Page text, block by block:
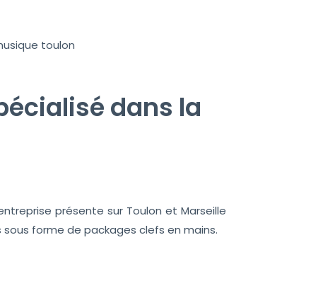
dans la
présente sur Toulon et Marseille
sous forme de packages clefs en mains.